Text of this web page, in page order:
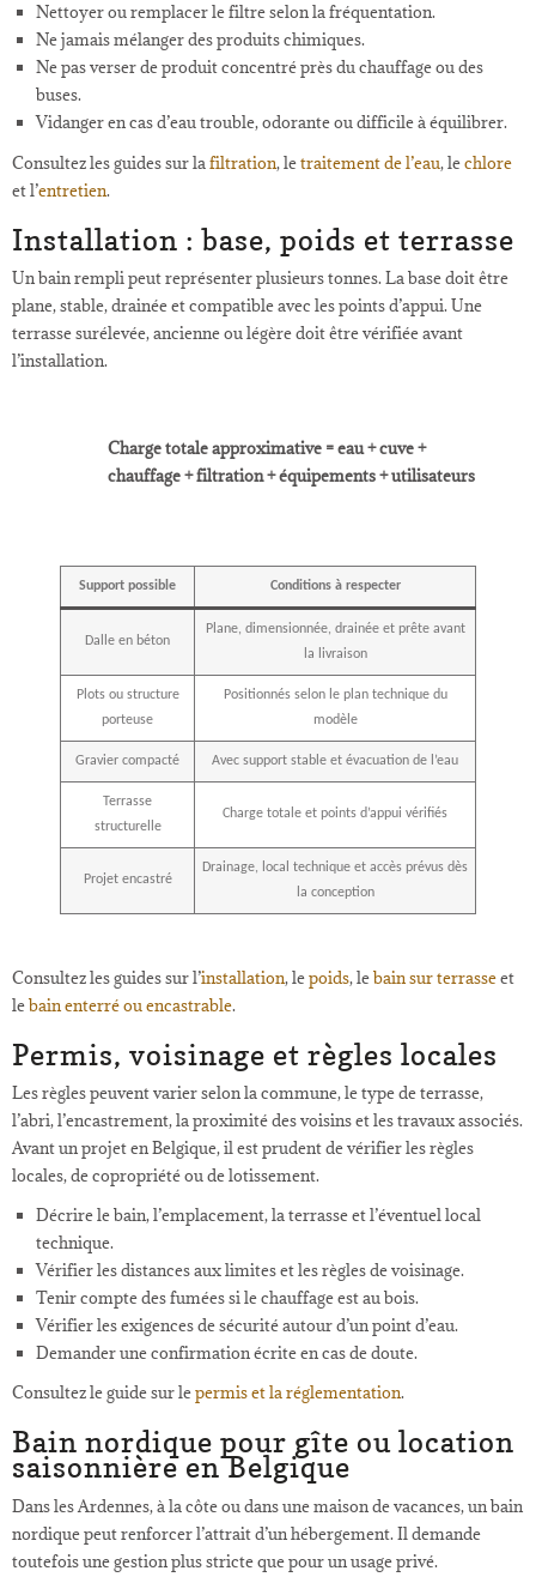
Nettoyer ou remplacer le filtre selon la fréquentation.
Ne jamais mélanger des produits chimiques.
Ne pas verser de produit concentré près du chauffage ou des
buses.
Vidanger en cas d’eau trouble, odorante ou difficile à équilibrer.
Consultez les guides sur lafiltration, letraitement de l’eau, lechlore
et l’entretien.
Installation : base, poids et terrasse
Un bain rempli peut représenter plusieurs tonnes. La base doit être
plane, stable, drainée et compatible avec les points d’appui. Une
terrasse surélevée, ancienne ou légère doit être vérifiée avant
l’installation.
Charge totale approximative = eau + cuve +
chauffage + filtration + équipements + utilisateurs
Support possible Conditions à respecter
Dalle en béton
Plane, dimensionnée, drainée et prête avant
la livraison
Plots ou structure
porteuse
Positionnés selon le plan technique du
modèle
Gravier compacté Avec support stable et évacuation de l’eau
Terrasse
structurelle
Charge totale et points d’appui vérifiés
Projet encastré
Drainage, local technique et accès prévus dès
la conception
Consultez les guides sur l’installation, lepoids, lebain sur terrasseet
lebain enterré ou encastrable.
Permis, voisinage et règles locales
Les règles peuvent varier selon la commune, le type de terrasse,
l’abri, l’encastrement, la proximité des voisins et les travaux associés.
Avant un projet en Belgique, il est prudent de vérifier les règles
locales, de copropriété ou de lotissement.
Décrire le bain, l’emplacement, la terrasse et l’éventuel local
technique.
Vérifier les distances aux limites et les règles de voisinage.
Tenir compte des fumées si le chauffage est au bois.
Vérifier les exigences de sécurité autour d’un point d’eau.
Demander une confirmation écrite en cas de doute.
Consultez le guide sur lepermis et la réglementation.
Bain nordique pour gîte ou location
saisonnière en Belgique
Dans les Ardennes, à la côte ou dans une maison de vacances, un bain
nordique peut renforcer l’attrait d’un hébergement. Il demande
toutefois une gestion plus stricte que pour un usage privé.